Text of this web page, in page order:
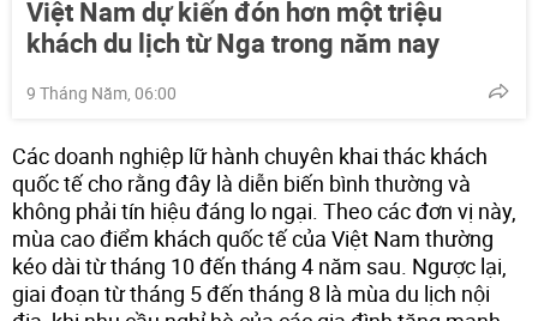
Việt Nam dự kiến đón hơn một triệu
khách du lịch từ Nga trong năm nay
9 Tháng Năm, 06:00
Các doanh nghiệp lữ hành chuyên khai thác khách
quốc tế cho rằng đây là diễn biến bình thường và
không phải tín hiệu đáng lo ngại. Theo các đơn vị này,
mùa cao điểm khách quốc tế của Việt Nam thường
kéo dài từ tháng 10 đến tháng 4 năm sau. Ngược lại,
giai đoạn từ tháng 5 đến tháng 8 là mùa du lịch nội